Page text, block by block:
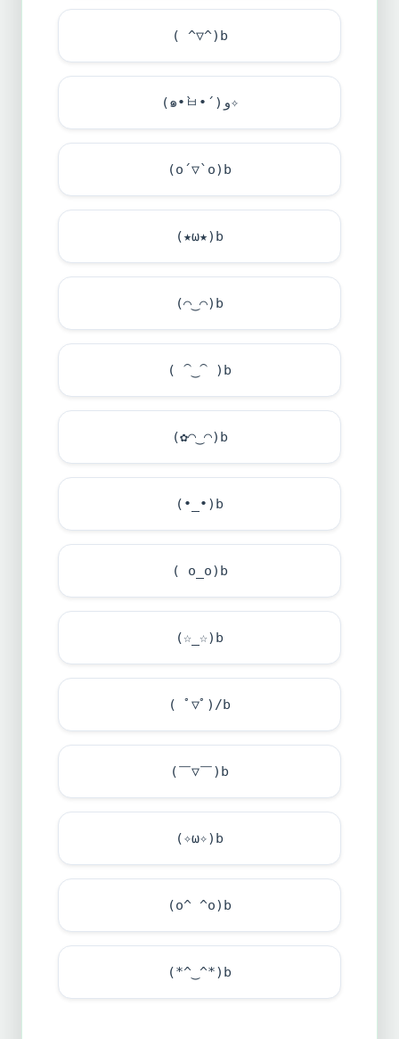
( ^▽^)b
(๑•̀ㅂ•́)و✧
(o´▽`o)b
(★ω★)b
(⌒‿⌒)b
( ⁀‿⁀ )b
(✿◠‿◠)b
(•_•)b
( o_o)b
(☆_☆)b
( ﾟ▽ﾟ)/b
(￣▽￣)b
(✧ω✧)b
(o^ ^o)b
(*^‿^*)b